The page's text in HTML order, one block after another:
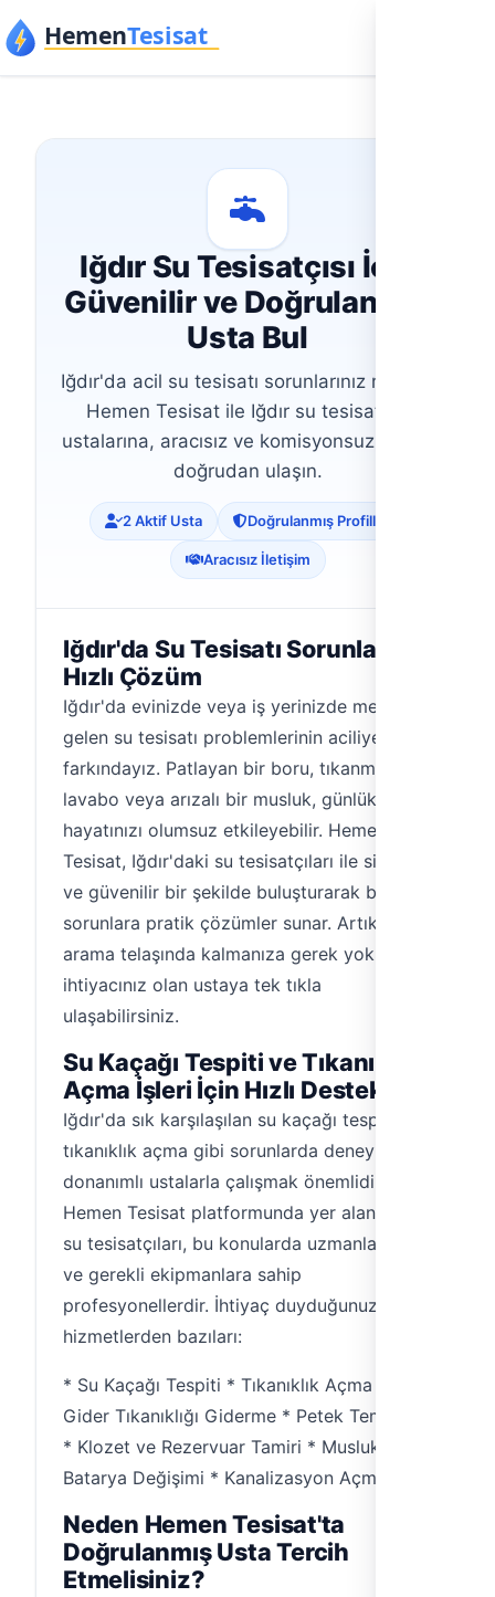
İçeriğe geç
Iğdır Su Tesisatçısı İçin
Güvenilir ve Doğrulanmış
Usta Bul
Iğdır'da acil su tesisatı sorunlarınız mı var?
Hemen Tesisat ile Iğdır su tesisatçısı
ustalarına, aracısız ve komisyonsuz olarak
doğrudan ulaşın.
2 Aktif Usta Doğrulanmış Profiller
Aracısız İletişim
Iğdır'da Su Tesisatı Sorunlarına
Hızlı Çözüm
Iğdır'da evinizde veya iş yerinizde meydana
gelen su tesisatı problemlerinin aciliyetinin
farkındayız. Patlayan bir boru, tıkanmış bir
lavabo veya arızalı bir musluk, günlük
hayatınızı olumsuz etkileyebilir. Hemen
Tesisat, Iğdır'daki su tesisatçıları ile sizi hızlı
ve güvenilir bir şekilde buluşturarak bu
sorunlara pratik çözümler sunar. Artık
arama telaşında kalmanıza gerek yok;
ihtiyacınız olan ustaya tek tıkla
ulaşabilirsiniz.
Su Kaçağı Tespiti ve Tıkanıklık
Açma İşleri İçin Hızlı Destek
Iğdır'da sık karşılaşılan su kaçağı tespiti ve
tıkanıklık açma gibi sorunlarda deneyimli ve
donanımlı ustalarla çalışmak önemlidir.
Hemen Tesisat platformunda yer alan Iğdır
su tesisatçıları, bu konularda uzmanlaşmış
ve gerekli ekipmanlara sahip
profesyonellerdir. İhtiyaç duyduğunuz
hizmetlerden bazıları:
* Su Kaçağı Tespiti * Tıkanıklık Açma *
Gider Tıkanıklığı Giderme * Petek Temizliği
* Klozet ve Rezervuar Tamiri * Musluk ve
Batarya Değişimi * Kanalizasyon Açma
Neden Hemen Tesisat'ta
Doğrulanmış Usta Tercih
Etmelisiniz?